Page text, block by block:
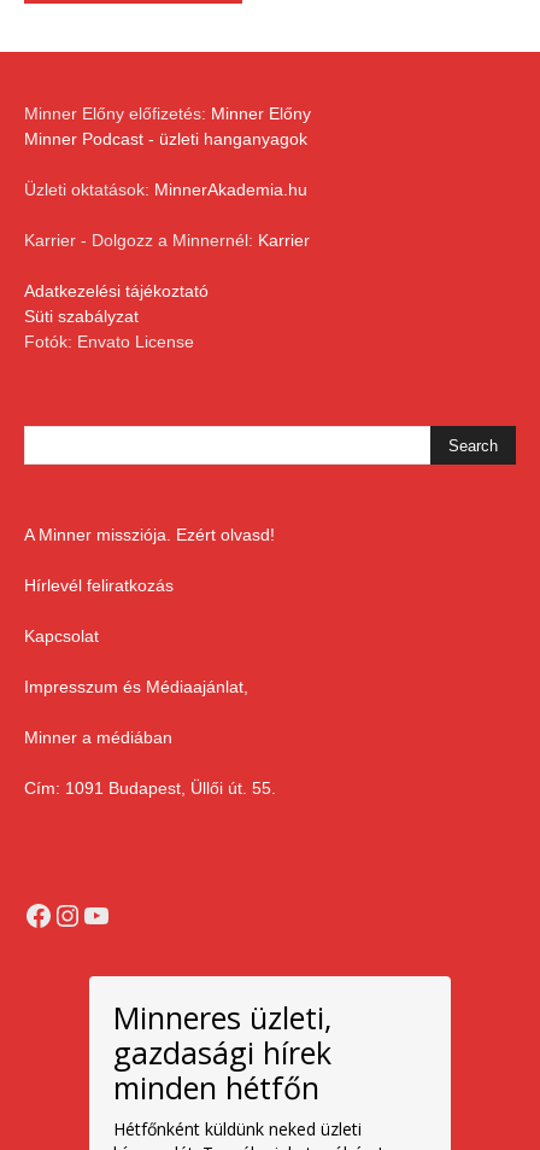
Minner Előny előfizetés: Minner Előny
Minner Podcast - üzleti hanganyagok
Üzleti oktatások: MinnerAkademia.hu
Karrier - Dolgozz a Minnernél: Karrier
Adatkezelési tájékoztató
Süti szabályzat
Fotók: Envato License
A Minner missziója. Ezért olvasd!
Hírlevél feliratkozás
Kapcsolat
Impresszum és Médiaajánlat,
Minner a médiában
Cím: 1091 Budapest, Üllői út. 55.
Facebook
Instagram
YouTube
Minneres üzleti,
gazdasági hírek
minden hétfőn
Hétfőnként küldünk neked üzleti